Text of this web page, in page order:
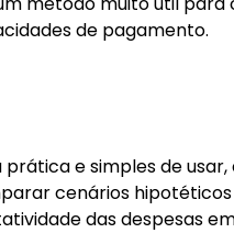
de pagamento.
e simples de
cenários
das despesas